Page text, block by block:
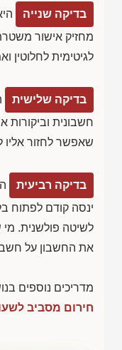
בדיקה שנייה
מחזיק אישור
לגיטימית לחלוטין
בדיקה שלישית
חשבונית וביקורות
שאפשר לחזור אליו
בדיקה רביעית
ינסה קודם לפתוח
לשיטה פולשנית.
את החשבון על
מדריכים נוספים
חירום מסביב